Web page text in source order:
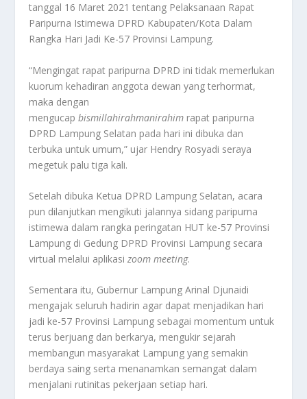
tanggal 16 Maret 2021 tentang Pelaksanaan Rapat
Paripurna Istimewa DPRD Kabupaten/Kota Dalam
Rangka Hari Jadi Ke-57 Provinsi Lampung.
“Mengingat rapat paripurna DPRD ini tidak memerlukan
kuorum kehadiran anggota dewan yang terhormat,
maka dengan
mengucapbismillahirahmanirahim rapat paripurna
DPRD Lampung Selatan pada hari ini dibuka dan
terbuka untuk umum,” ujar Hendry Rosyadi seraya
megetuk palu tiga kali.
Setelah dibuka Ketua DPRD Lampung Selatan, acara
pun dilanjutkan mengikuti jalannya sidang paripurna
istimewa dalam rangka peringatan HUT ke-57 Provinsi
Lampung di Gedung DPRD Provinsi Lampung secara
virtual melalui aplikasizoom meeting.
Sementara itu, Gubernur Lampung Arinal Djunaidi
mengajak seluruh hadirin agar dapat menjadikan hari
jadi ke-57 Provinsi Lampung sebagai momentum untuk
terus berjuang dan berkarya, mengukir sejarah
membangun masyarakat Lampung yang semakin
berdaya saing serta menanamkan semangat dalam
menjalani rutinitas pekerjaan setiap hari.